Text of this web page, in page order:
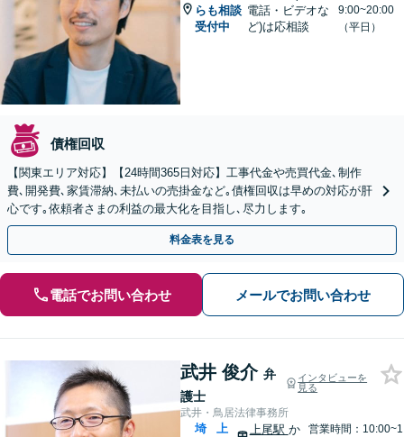
らも相談
受付中
電話・ビデオな
ど)は応相談
9:00~20:00
（平日）
債権回収
【関東エリア対応】【24時間365日対応】工事代金や売買代金､制作
費､開発費､家賃滞納､未払いの売掛金など｡債権回収は早めの対応が肝
心です｡依頼者さまの利益の最大化を目指し､尽力します｡
料金表を見る
電話でお問い合わせ メールでお問い合わせ
武井 俊介 弁
護士
インタビューを
見る
武井・鳥居法律事務所
埼
上
上尾駅 か
営業時間：10:00~1